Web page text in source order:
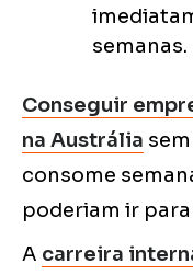
semanas.
Conseguir
na Austrália
consome
poderiam ir
A carreira